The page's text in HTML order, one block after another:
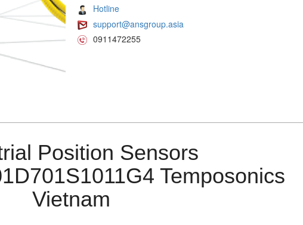
Hotline
support@ansgroup.asia
0911472255
Position Sensors
Temposonics
Vietnam